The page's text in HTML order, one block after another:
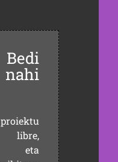
libre,
eta